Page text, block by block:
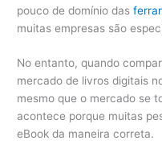
pouco de domínio das
muitas empresas são
No entanto, quando
mercado de livros digitais
mesmo que o mercado se
acontece porque muitas
eBook da maneira correta.